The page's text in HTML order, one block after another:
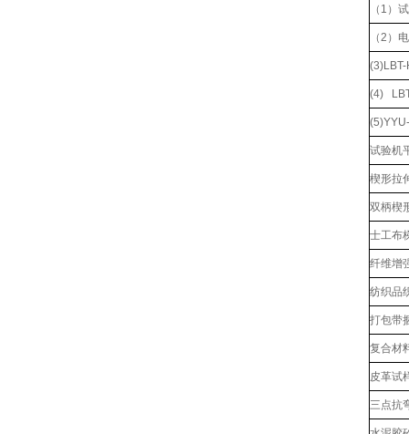
（1）
（2）
(4)
试验机
楔形拉
双柄楔
士工布
纤维增
纺织品
打包带
复合材
皮革试
三点抗